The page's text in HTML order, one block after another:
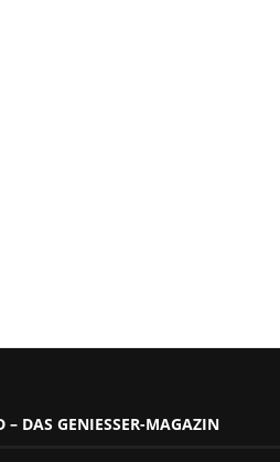
– DAS GENIESSER-MAGAZIN